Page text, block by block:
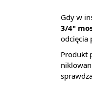
Gdy w
3/4"
odcięcia
Produkt